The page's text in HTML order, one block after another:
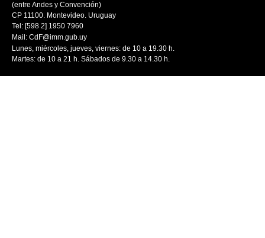
(entre Andes y Convención)
CP 11100. Montevideo. Uruguay
Tel: [598 2] 1950 7960
Mail: CdF@imm.gub.uy
Lunes, miércoles, jueves, viernes: de 10 a 19.30 h.
Martes: de 10 a 21 h. Sábados de 9.30 a 14.30 h.